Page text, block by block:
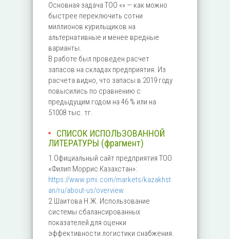
Основная задача ТОО «» — как можно
быстрее переключить сотни
миллионов курильщиков на
альтернативные и менее вредные
варианты.
В работе был проведен расчет
запасов на складах предприятия. Из
расчета видно, что запасы в 2019 году
повысились по сравнению с
предыдущим годом на 46 % или на
51008 тыс. тг.
СПИСОК ИСПОЛЬЗОВАННОЙ
ЛИТЕРАТУРЫ (фрагмент)
1.Официальный сайт предприятия ТОО
«Филип Моррис Казахстан»:
https://www.pmi.com/markets/kazakhst
an/ru/about-us/overview
2.Шаитова Н.Ж. Использование
системы сбалансированных
показателей для оценки
эффективности логистики снабжения.